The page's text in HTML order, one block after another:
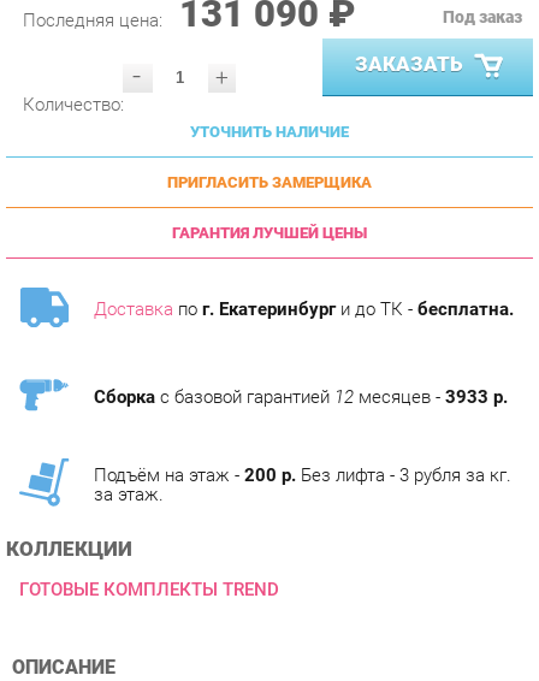
- ЗАКАЗАТЬ
УТОЧНИТЬ НАЛИЧИЕ
ПРИГЛАСИТЬ ЗАМЕРЩИКА
ГАРАНТИЯ ЛУЧШЕЙ ЦЕНЫ
Доставкапог. Екатеринбурги до ТК -бесплатна.
КОЛЛЕКЦИИ
ОПИСАНИЕ
решения без потери функциональности, оптимальное